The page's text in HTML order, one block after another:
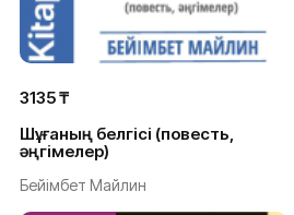
3135 ₸
Шұғаның белгісі (повесть,
әңгімелер)
Бейімбет Майлин